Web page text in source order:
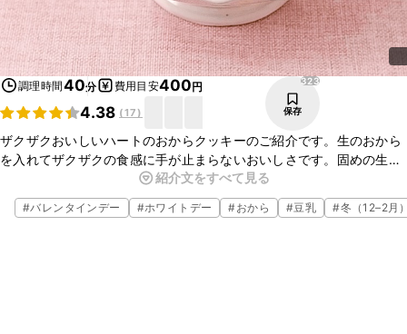
調理時間40分 費用目安400円
4.38 (17)
323
保存
ザクザクおいしいハートのおからクッキーのご紹介です。生のおから
を入れてザクザクの食感に手が止まらないおいしさです。固めの生地
なのでお好みの型で楽しめますよ。ぜひ、お試しくださいね。
紹介文をすべて見る
#バレンタインデー #ホワイトデー #おから #豆乳 #冬（12–2月